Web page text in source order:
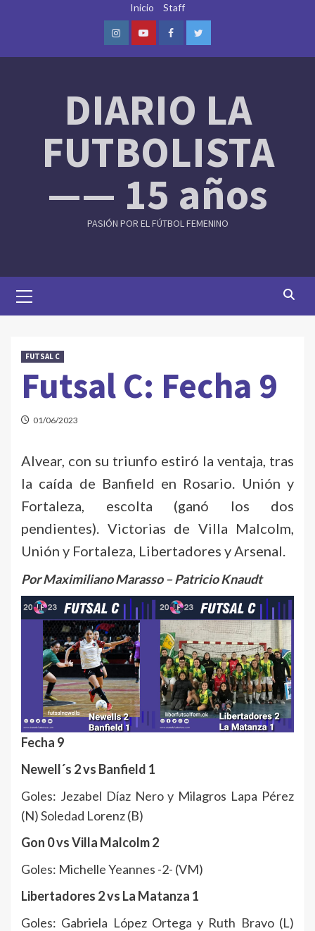
Inicio Staff
InstagramYoutubeFacebookTwitter
DIARIO LA
FUTBOLISTA
—— 15 años
PASIÓN POR EL FÚTBOL FEMENINO
Menu
FUTSAL C
Futsal C: Fecha 9
01/06/2023
Alvear, con su triunfo estiró la ventaja, tras
la caída de Banfield en Rosario. Unión y
Fortaleza, escolta (ganó los dos
pendientes). Victorias de Villa Malcolm,
Unión y Fortaleza, Libertadores y Arsenal.
Por Maximiliano Marasso – Patricio Knaudt
Fecha 9
Newell´s 2 vs Banfield 1
Goles: Jezabel Díaz Nero y Milagros Lapa Pérez
(N) Soledad Lorenz (B)
Gon 0 vs Villa Malcolm 2
Goles: Michelle Yeannes -2- (VM)
Libertadores 2 vs La Matanza 1
Goles: Gabriela López Ortega y Ruth Bravo (L)